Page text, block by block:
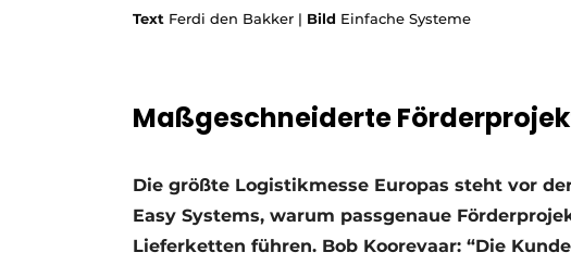
Text Ferdi den Bakker | Bild Einfache Systeme
Maßgeschneiderte
Die größte Logistikmesse Europas steht vor
Easy Systems, warum passgenaue
Lieferketten führen. Bob Koorevaar: “Die